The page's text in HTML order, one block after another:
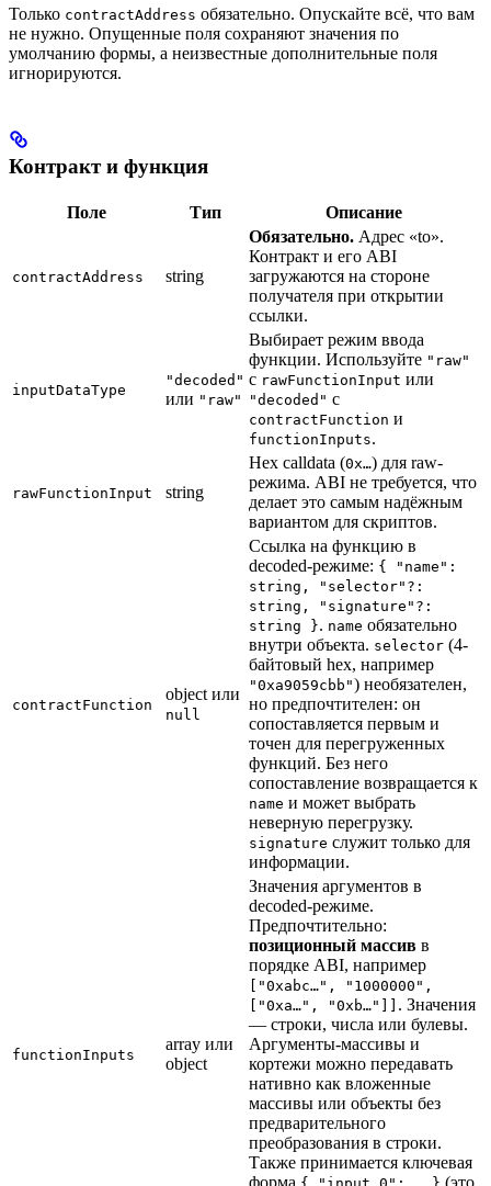
Только contractAddress обязательно. Опускайте всё, что вам
не нужно. Опущенные поля сохраняют значения по
умолчанию формы, а неизвестные дополнительные поля
игнорируются.
Контракт и функция
Поле Тип Описание
contractAddress string
Обязательно. Адрес «to».
Контракт и его ABI
загружаются на стороне
получателя при открытии
ссылки.
inputDataType
"decoded"
или "raw"
Выбирает режим ввода
функции. Используйте "raw"
с rawFunctionInput или
"decoded" с
contractFunction и
functionInputs.
rawFunctionInput string
Hex calldata (0x…) для raw-
режима. ABI не требуется, что
делает это самым надёжным
вариантом для скриптов.
contractFunction
object или
null
Ссылка на функцию в
decoded-режиме: { "name":
string, "selector"?:
string, "signature"?:
string }. name обязательно
внутри объекта. selector (4-
байтовый hex, например
"0xa9059cbb") необязателен,
но предпочтителен: он
сопоставляется первым и
точен для перегруженных
функций. Без него
сопоставление возвращается к
name и может выбрать
неверную перегрузку.
signature служит только для
информации.
functionInputs
array или
object
Значения аргументов в
decoded-режиме.
Предпочтительно:
позиционный массив в
порядке ABI, например
["0xabc…", "1000000",
["0xa…", "0xb…"]] . Значения
— строки, числа или булевы.
Аргументы-массивы и
кортежи можно передавать
нативно как вложенные
массивы или объекты без
предварительного
преобразования в строки.
Также принимается ключевая
форма
(это